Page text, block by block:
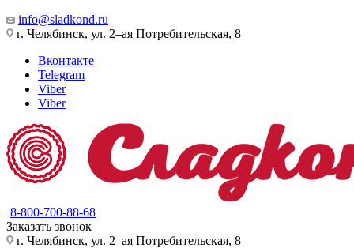
info@sladkond.ru
г. Челябинск, ул. 2–ая Потребительская, 8
Вконтакте
Telegram
Viber
Viber
8-800-700-88-68
Заказать звонок
г. Челябинск, ул. 2–ая Потребительская, 8